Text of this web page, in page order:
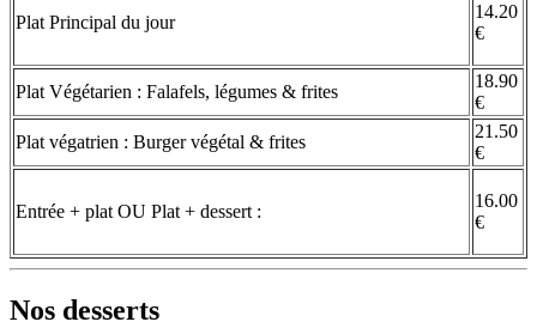
Plat Principal du jour
14.20
€
Plat Végétarien : Falafels, légumes & frites
18.90
€
Plat végatrien : Burger végétal & frites
21.50
€
Entrée + plat OU Plat + dessert :
16.00
€
Nos desserts